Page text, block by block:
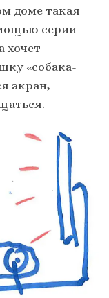
доме такая
серии
хочет
«собака-
экран,